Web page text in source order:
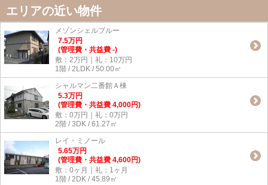
エリアの近い物件
メゾンシェルブルー
7.5万円
(管理費・共益費 -)
敷：2万円｜礼：10万円
1階 / 2LDK / 50.00㎡
シャルマン二番館Ａ棟
5.3万円
(管理費・共益費 4,000円)
敷：0万円｜礼：0万円
2階 / 3DK / 61.27㎡
レイ・ミノール
5.65万円
(管理費・共益費 4,600円)
敷：0ヶ月｜礼：1ヶ月
1階 / 2DK / 45.89㎡